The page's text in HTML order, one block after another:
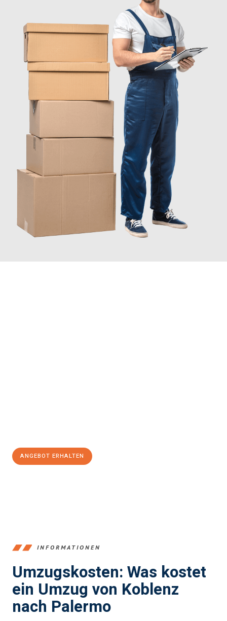
ANGEBOT ERHALTEN
INFORMATIONEN
Umzugskosten: Was kostet
ein Umzug von Koblenz
nach Palermo